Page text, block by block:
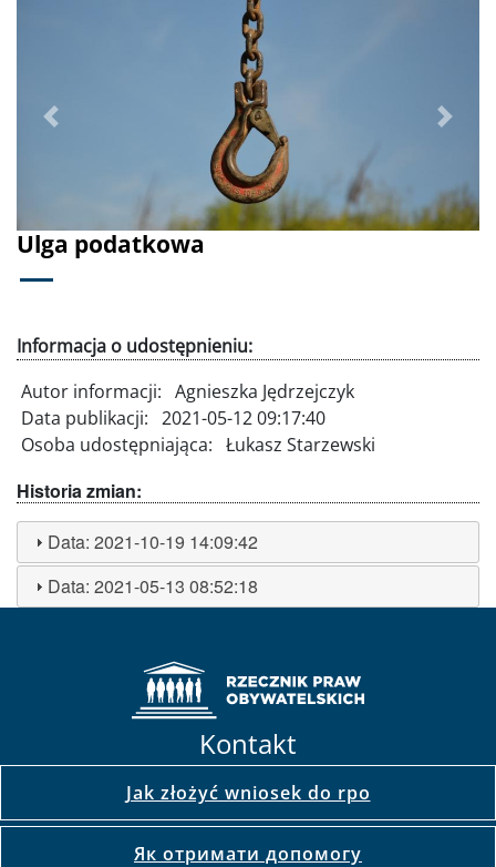
Ulga podatkowa
Poprzednie Dalej
Informacja o udostępnieniu:
Autor informacji: Agnieszka Jędrzejczyk
Data publikacji: 2021-05-12 09:17:40
Osoba udostępniająca: Łukasz Starzewski
Historia zmian:
Data:2021-10-19 14:09:42
Data:2021-05-13 08:52:18
Kontakt
Jak złożyć wniosek do rpo
Як отримати допомогу